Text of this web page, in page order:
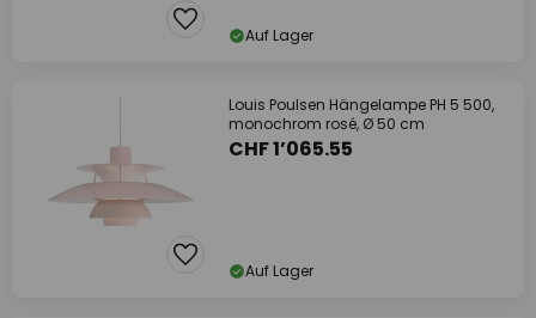
Auf Lager
Louis Poulsen Hängelampe PH 5 500,
monochrom rosé, Ø 50 cm
CHF 1’065.55
Auf Lager